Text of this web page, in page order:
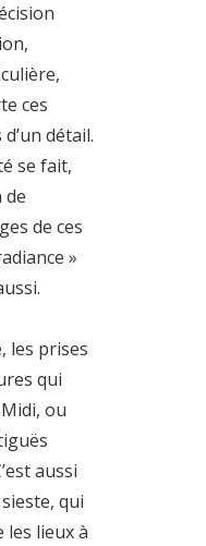
ces
détail.
se fait,
de
de ces
»
les prises
qui
ou
aussi
qui
les lieux à